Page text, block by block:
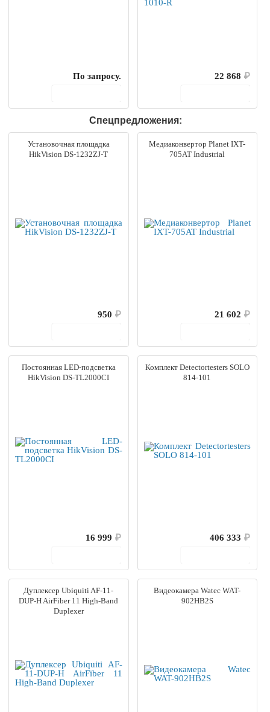
По запросу.
22 868 ₽
Спецпредложения:
Установочная площадка
HikVision DS-1232ZJ-T
950 ₽
Медиаконвертор Planet IXT-
705AT Industrial
21 602 ₽
Постоянная LED-подсветка
HikVision DS-TL2000CI
16 999 ₽
Комплект Detectortesters SOLO
814-101
406 333 ₽
Дуплексер Ubiquiti AF-11-
DUP-H AirFiber 11 High-Band
Duplexer
Видеокамера Watec WAT-
902HB2S